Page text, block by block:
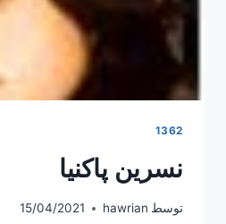
1362
نسرین پاکنیا
توسط hawrian
15/04/2021